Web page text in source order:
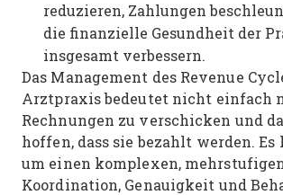
reduzieren, Zahlungen
die finanzielle Gesundheit der
insgesamt verbessern.
Das Management des Revenue
Arztpraxis bedeutet nicht einfach
Rechnungen zu verschicken und
hoffen, dass sie bezahlt werden.
um einen komplexen,
Koordination, Genauigkeit und